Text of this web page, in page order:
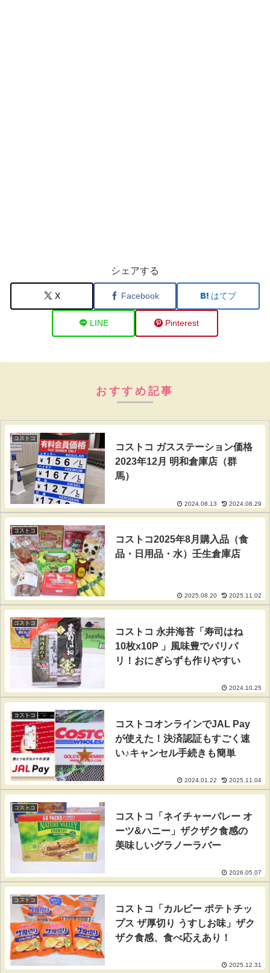
シェアする
X Facebook はてブ
LINE Pinterest
おすすめ記事
コストコ
コストコ ガスステーション価格
2023年12月 明和倉庫店（群
馬）
2024.08.13 2024.08.29
コストコ
コストコ2025年8月購入品（食
品・日用品・水）壬生倉庫店
2025.08.20 2025.11.02
コストコ
コストコ 永井海苔「寿司はね
10枚x10P 」風味豊でパリパ
リ！おにぎらずも作りやすい
2024.10.25
コストコ
コストコオンラインでJAL Pay
が使えた！決済認証もすごく速
い♪キャンセル手続きも簡単
2024.01.22 2025.11.04
コストコ
コストコ「ネイチャーバレー オ
ーツ&ハニー」ザクザク食感の
美味しいグラノーラバー
2026.05.07
コストコ
コストコ「カルビー ポテトチッ
プス ザ厚切り うすしお味」ザク
ザク食感、食べ応えあり！
2025.12.31